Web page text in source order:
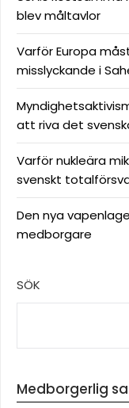
blev måltavlor
Varför Europa
misslyckande i
att riva det
Varför nukleära
svenskt
Den nya
medborgare
SÖK
Medborgerlig